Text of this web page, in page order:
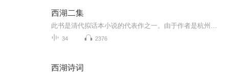
西湖二集
34 2376
西湖诗词